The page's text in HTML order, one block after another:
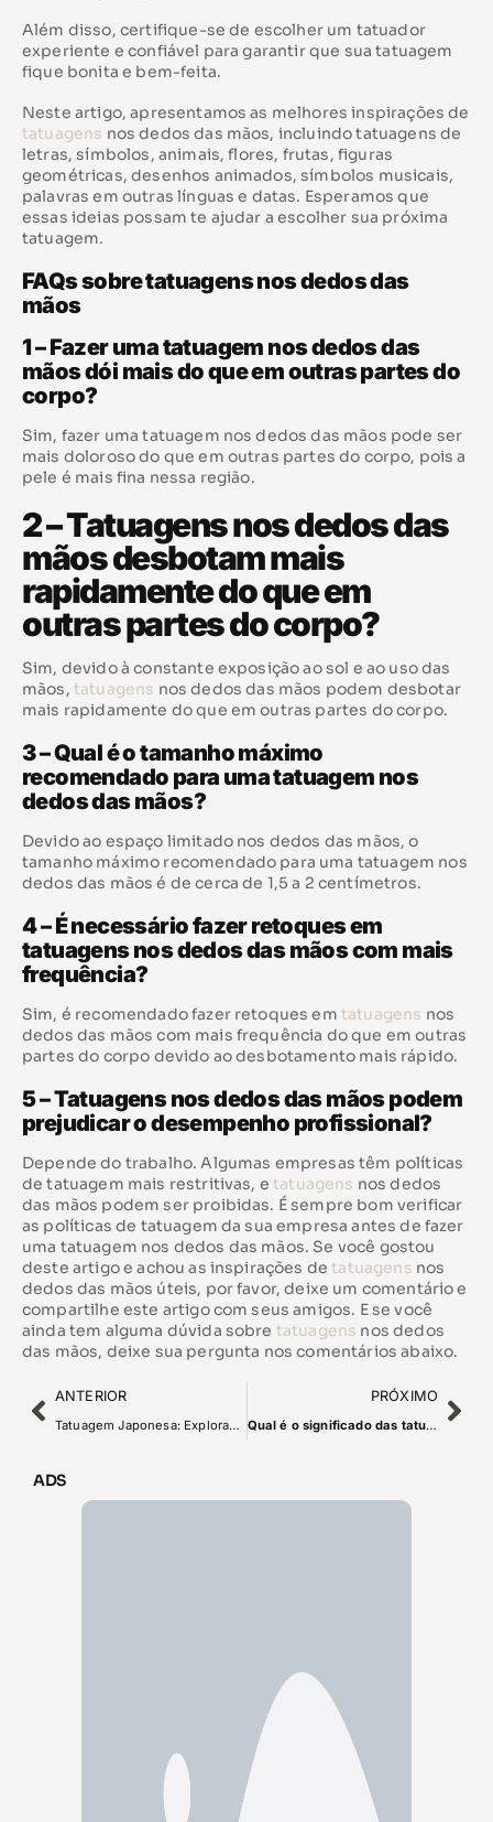
Além disso, certifique-se de escolher um tatuador
experiente e confiável para garantir que sua tatuagem
fique bonita e bem-feita.
Neste artigo, apresentamos as melhores inspirações de
tatuagens nos dedos das mãos, incluindo tatuagens de
letras, símbolos, animais, flores, frutas, figuras
geométricas, desenhos animados, símbolos musicais,
palavras em outras línguas e datas. Esperamos que
essas ideias possam te ajudar a escolher sua próxima
tatuagem.
FAQs sobre tatuagens nos dedos das
mãos
1 – Fazer uma tatuagem nos dedos das
mãos dói mais do que em outras partes do
corpo?
Sim, fazer uma tatuagem nos dedos das mãos pode ser
mais doloroso do que em outras partes do corpo, pois a
pele é mais fina nessa região.
2 – Tatuagens nos dedos das
mãos desbotam mais
rapidamente do que em
outras partes do corpo?
Sim, devido à constante exposição ao sol e ao uso das
mãos, tatuagens nos dedos das mãos podem desbotar
mais rapidamente do que em outras partes do corpo.
3 – Qual é o tamanho máximo
recomendado para uma tatuagem nos
dedos das mãos?
Devido ao espaço limitado nos dedos das mãos, o
tamanho máximo recomendado para uma tatuagem nos
dedos das mãos é de cerca de 1,5 a 2 centímetros.
4 – É necessário fazer retoques em
tatuagens nos dedos das mãos com mais
frequência?
Sim, é recomendado fazer retoques em tatuagens nos
dedos das mãos com mais frequência do que em outras
partes do corpo devido ao desbotamento mais rápido.
5 – Tatuagens nos dedos das mãos podem
prejudicar o desempenho profissional?
Depende do trabalho. Algumas empresas têm políticas
de tatuagem mais restritivas, e tatuagens nos dedos
das mãos podem ser proibidas. É sempre bom verificar
as políticas de tatuagem da sua empresa antes de fazer
uma tatuagem nos dedos das mãos. Se você gostou
deste artigo e achou as inspirações de tatuagens nos
dedos das mãos úteis, por favor, deixe um comentário e
compartilhe este artigo com seus amigos. E se você
ainda tem alguma dúvida sobre tatuagens nos dedos
das mãos, deixe sua pergunta nos comentários abaixo.
ANTERIOR
Tatuagem Japonesa: Explorando a Arte Corporal de Tinta do Japão
PRÓXIMO
Qual é o significado das tatuagens de andorinha?
ADS